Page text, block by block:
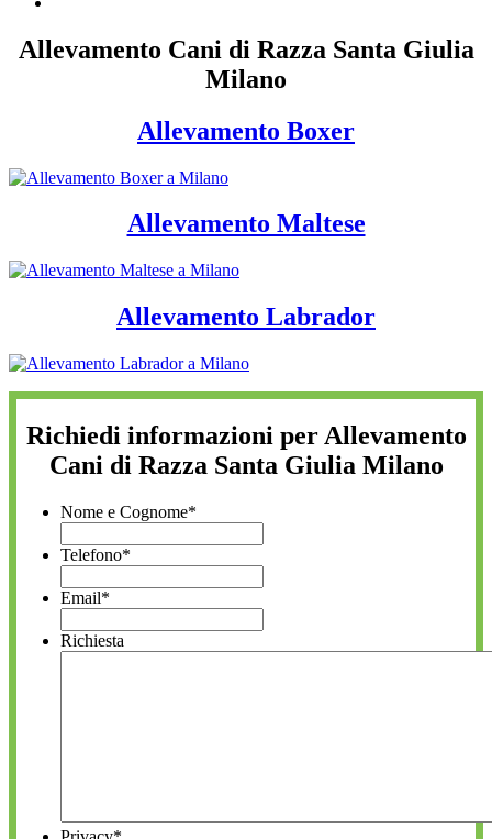
Allevamento Cani di Razza Santa Giulia
Milano
Allevamento Boxer
Allevamento Maltese
Allevamento Labrador
Richiedi informazioni per Allevamento
Cani di Razza Santa Giulia Milano
Nome e Cognome*
Telefono*
Email*
Richiesta